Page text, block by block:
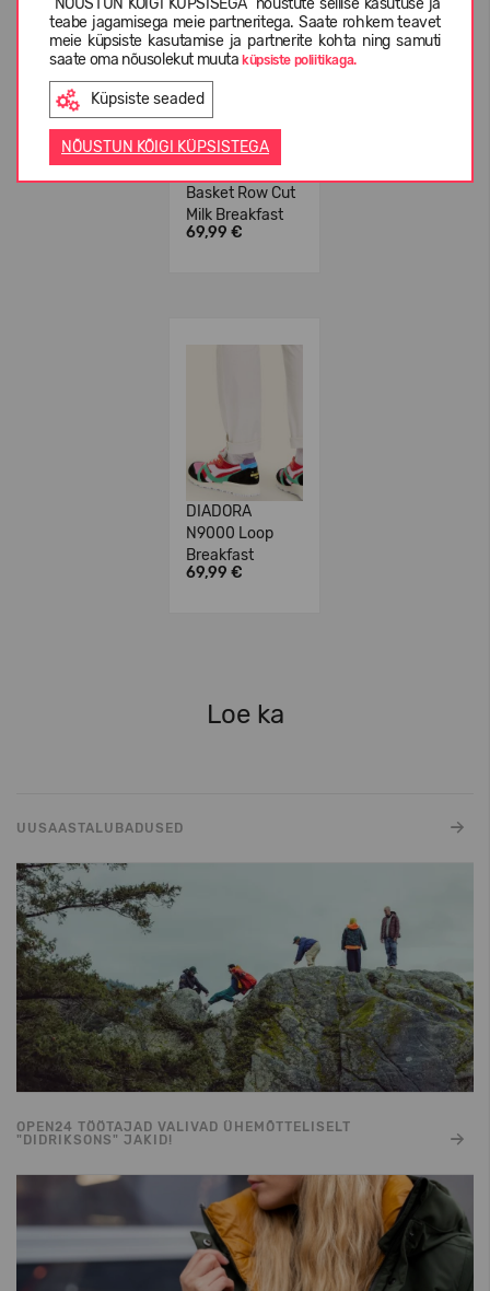
teabe jagamisega meie partneritega. Saate rohkem teavet
meie küpsiste kasutamise ja partnerite kohta ning samuti
saate oma nõusolekut muutaküpsiste poliitikaga.
Küpsiste seaded
NÕUSTUN KÕIGI KÜPSISTEGA
DIADORA Mi
Basket Row Cut
Milk Breakfast
69,99 €
DIADORA
N9000 Loop
Breakfast
69,99 €
Loe ka
UUSAASTALUBADUSED
OPEN24 TÖÖTAJAD VALIVAD ÜHEMÕTTELISELT
"DIDRIKSONS" JAKID!